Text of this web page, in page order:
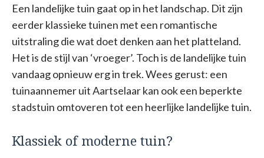
Een landelijke tuin gaat op in het landschap. Dit zijn
eerder klassieke tuinen met een romantische
uitstraling die wat doet denken aan het platteland.
Het is de stijl van ‘vroeger’. Toch is de landelijke tuin
vandaag opnieuw erg in trek. Wees gerust: een
tuinaannemer uit Aartselaar kan ook een beperkte
stadstuin omtoveren tot een heerlijke landelijke tuin.
Klassiek of moderne tuin?